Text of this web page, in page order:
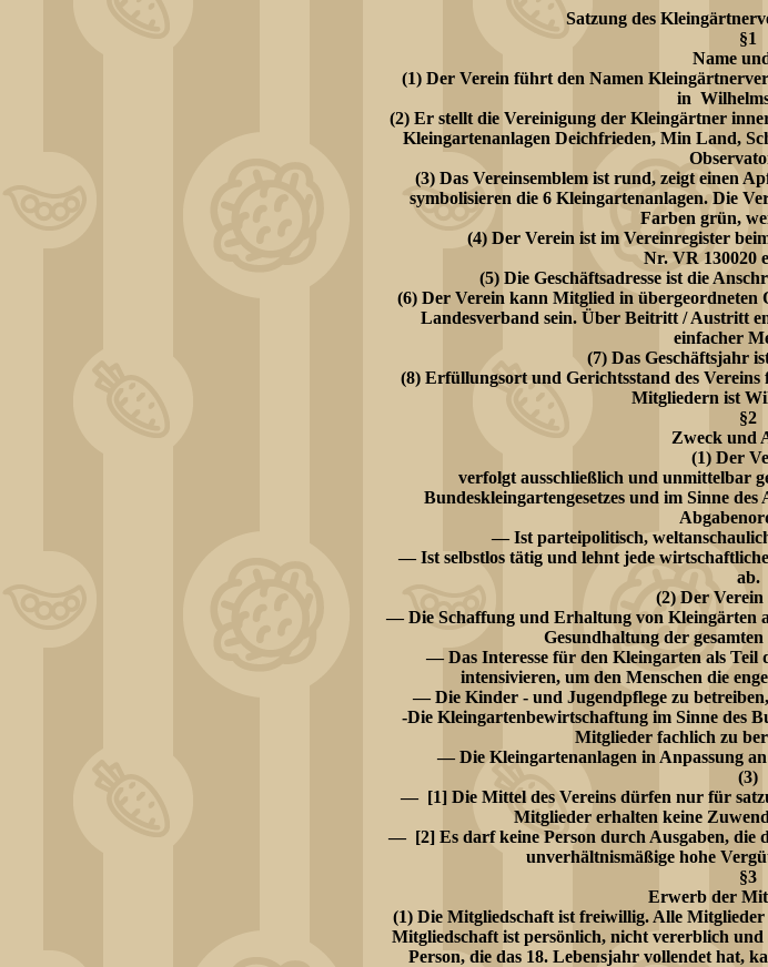
Satzung des
§1
Name
(1) Der Verein führt den Namen
in
(2) Er stellt die Vereinigung der Kleingärtner
Kleingartenanlagen Deichfrieden, Min Land,
(3) Das Vereinsemblem ist rund, zeigt einen
symbolisieren die 6 Kleingartenanlagen. Die
Farben grün,
(4) Der Verein ist im Vereinregister
Nr. VR 130020
(5) Die Geschäftsadresse ist die
(6) Der Verein kann Mitglied in übergeordneten
Landesverband sein. Über Beitritt / Austritt
einfacher
(7) Das Geschäftsjahr
(8) Erfüllungsort und Gerichtsstand des
Mitgliedern ist
§2
Zweck und
(1) Der
verfolgt ausschließlich und unmittelbar
Bundeskleingartengesetzes und im Sinne
— Ist parteipolitisch,
— Ist selbstlos tätig und lehnt jede
ab.
(2) Der Verein
— Die Schaffung und Erhaltung von Kleingärten
Gesundhaltung der
— Das Interesse für den Kleingarten als Teil
intensivieren, um den Menschen die
— Die Kinder - und Jugendpflege zu
-Die Kleingartenbewirtschaftung im Sinne des
Mitglieder fachlich zu
— Die Kleingartenanlagen in Anpassung
(3)
— [1] Die Mittel des Vereins dürfen nur für
Mitglieder erhalten keine
— [2] Es darf keine Person durch Ausgaben, die
unverhältnismäßige hohe
§3
Erwerb der
(1) Die Mitgliedschaft ist freiwillig. Alle
Mitgliedschaft ist persönlich, nicht vererblich
Person, die das 18. Lebensjahr vollendet hat,